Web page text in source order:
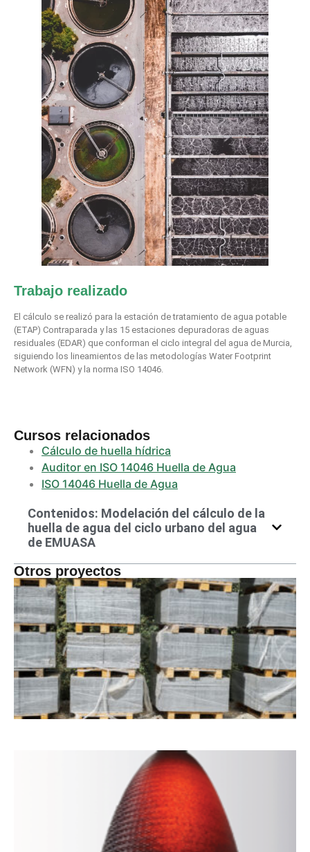
Trabajo realizado
El cálculo se realizó para la estación de tratamiento de agua potable
(ETAP) Contraparada y las 15 estaciones depuradoras de aguas
residuales (EDAR) que conforman el ciclo integral del agua de Murcia,
siguiendo los lineamientos de las metodologías Water Footprint
Network (WFN) y la norma ISO 14046.
Cursos relacionados
Cálculo de huella hídrica
Auditor en ISO 14046 Huella de Agua
ISO 14046 Huella de Agua
Contenidos: Modelación del cálculo de la
huella de agua del ciclo urbano del agua
de EMUASA
Otros proyectos